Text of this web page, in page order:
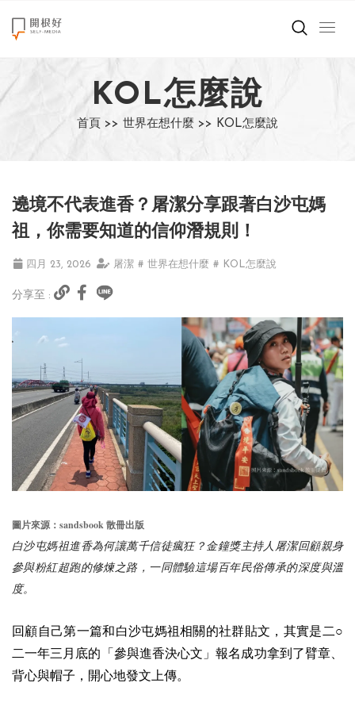
來點正能量
世界在想什麼
創造美好生活
職場商業經濟
影片專區
關於我們
KOL怎麼說
首頁 >> 世界在想什麼 >> KOL怎麼說
遶境不代表進香？屠潔分享跟著白沙屯媽
祖，你需要知道的信仰潛規則！
四月 23, 2026 屠潔 # 世界在想什麼 # KOL怎麼說
分享至 :
圖片來源： sandsbook 散冊出版
白沙屯媽祖進香為何讓萬千信徒瘋狂？金鐘獎主持人屠潔回顧親身
參與粉紅超跑的修煉之路，一同體驗這場百年民俗傳承的深度與溫
度。
回顧自己第一篇和白沙屯媽祖相關的社群貼文，其實是二○
二一年三月底的「參與進香決心文」報名成功拿到了臂章、
背心與帽子，開心地發文上傳。